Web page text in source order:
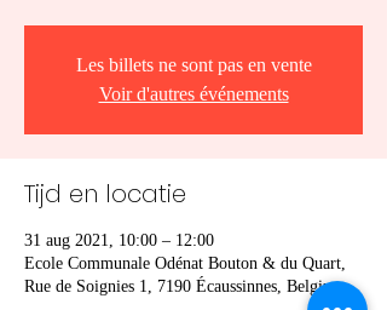
Les billets ne sont pas en vente
Voir d'autres événements
Tijd en locatie
31 aug 2021, 10:00 – 12:00
Ecole Communale Odénat Bouton & du Quart,
Rue de Soignies 1, 7190 Écaussinnes, Belgium